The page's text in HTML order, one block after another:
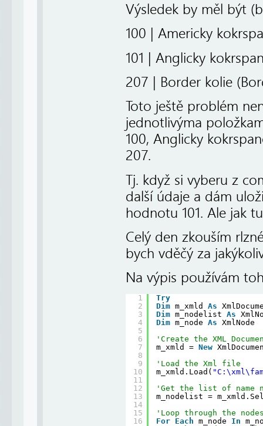
Výsledek by měl být
100 | Americky
101 | Anglicky
207 | Border kolie
Toto ještě problém
jednotlivýma
100, Anglicky
207.
Tj. když si vyberu z
další údaje a dám
hodnotu 101. Ale jak
Celý den zkouším
bych vděčý za
Na výpis používám
1
2
3
4
5
6
7
8
9
10
11
12
13
14
15
16
Try
Dim m_xmld As
Dim m_nodelist As
Dim m_node As
XmlNode
'Create the XML
m_xmld = New
'Load the Xml file
m_xmld.Load(
'Get the list of name
m_nodelist =
'Loop through the
For Each m_node In